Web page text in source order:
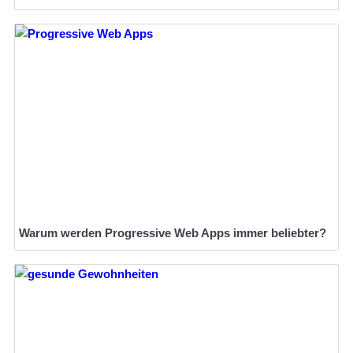
Warum werden Progressive Web Apps immer beliebter?